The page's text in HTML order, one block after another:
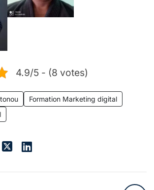
4.9/5 - (8 votes)
Formation Marketing digital